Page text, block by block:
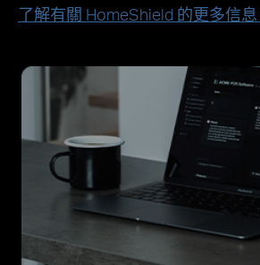
了解有關 HomeShield 的更多信息